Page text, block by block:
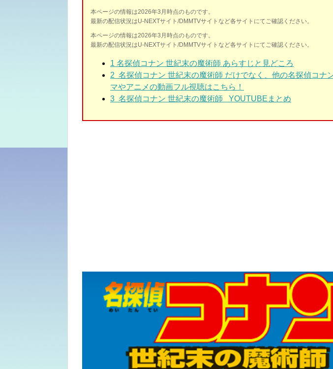
本ページの情報は2026年3月時点のものです。
最新の配信状況はU-NEXTサイト/DMMTVサイトなど各サイトにてご確認ください。
本ページの情報は2026年3月時点のものです。
最新の配信状況はU-NEXTサイト/DMMTVサイトなど各サイトにてご確認ください。
1 名探偵コナン 世紀末の魔術師 あらすじと見どころ
2 名探偵コナン 世紀末の魔術師 だけでなく、他の名探偵コナ
マやアニメの動画フル視聴はこちら！
3 名探偵コナン 世紀末の魔術師 YOUTUBEまとめ